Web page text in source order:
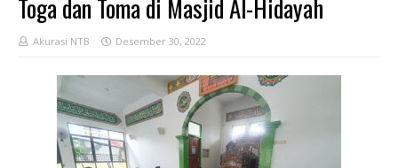
Toga dan Toma di Masjid Al-Hidayah
Akurasi NTB Desember 30, 2022